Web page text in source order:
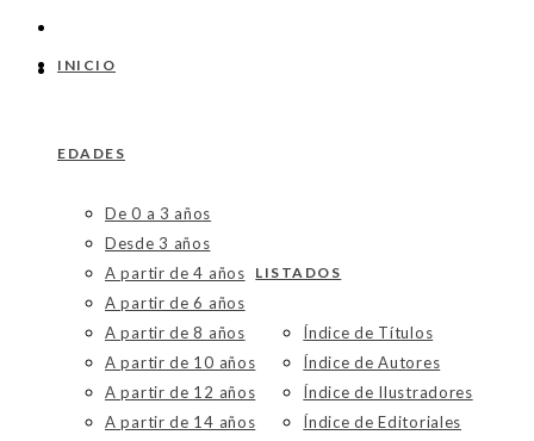
INICIO
EDADES
De 0 a 3 años
Desde 3 años
A partir de 4 años
A partir de 6 años
A partir de 8 años
A partir de 10 años
A partir de 12 años
A partir de 14 años
LISTADOS
Índice de Títulos
Índice de Autores
Índice de Ilustradores
Índice de Editoriales